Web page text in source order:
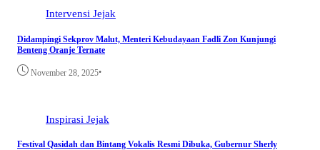
Intervensi Jejak
Didampingi Sekprov Malut, Menteri Kebudayaan Fadli Zon Kunjungi
Benteng Oranje Ternate
November 28, 2025•
Inspirasi Jejak
Festival Qasidah dan Bintang Vokalis Resmi Dibuka, Gubernur Sherly